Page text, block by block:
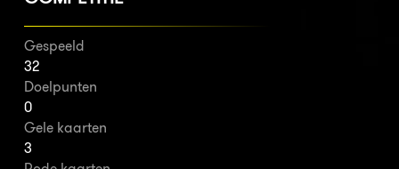
Gespeeld
32
Doelpunten
0
Gele kaarten
3